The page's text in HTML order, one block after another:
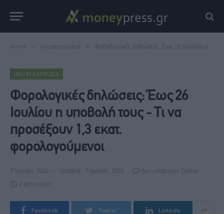
Home Uncategorized Φορολογικές δηλώσεις: Έως 26 Ιουλίου η υποβολή τους - Τι να προσέξουν 1,3 εκατ. φορολογούμενοι
UNCATEGORIZED
Φορολογικές δηλώσεις: Έως 26
Ιουλίου η υποβολή τους - Τι να
προσέξουν 1,3 εκατ.
φορολογούμενοι
7 Ιουλίου, 2024 Updated: 7 Ιουλίου, 2024 Δεν υπάρχουν Σχόλια
2 Mins Read
Facebook Twitter LinkedIn